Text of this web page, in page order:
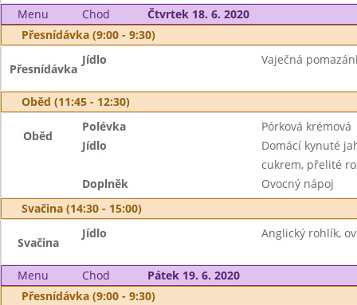
Menu Chod
Čtvrtek 18. 6. 2020
Přesnídávka (9:00 - 9:30)
Přesnídávka
Jídlo Vaječná
Oběd (11:45 - 12:30)
Oběd
Polévka
Pórková krémová
Jídlo
Domácí kynuté
cukrem, přelité
Doplněk
Ovocný nápoj
Svačina (14:30 - 15:00)
Svačina
Jídlo Anglický rohlík,
Menu Chod
Pátek 19. 6. 2020
Přesnídávka (9:00 - 9:30)